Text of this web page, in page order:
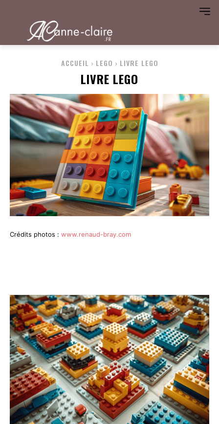
ACCUEIL LEGO LIVRE LEGO
LIVRE LEGO
Crédits photos : www.renaud-bray.com